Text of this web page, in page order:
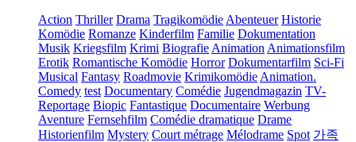
Action Thriller Drama Tragikomödie Abenteuer Historie
Komödie Romanze Kinderfilm Familie Dokumentation
Musik Kriegsfilm Krimi Biografie Animation Animationsfilm
Erotik Romantische Komödie Horror Dokumentarfilm Sci-Fi
Musical Fantasy Roadmovie Krimikomödie Animation.
Comedy test Documentary Comédie Jugendmagazin TV-
Reportage Biopic Fantastique Documentaire Werbung
Aventure Fernsehfilm Comédie dramatique Drame
Historienfilm Mystery Court métrage Mélodrame Spot 가족